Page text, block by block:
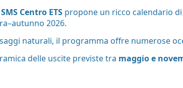
SMS Centro ETS propone un ricco calendario
2026.
naturali, il programma offre numerose
delle uscite previste tra maggio e